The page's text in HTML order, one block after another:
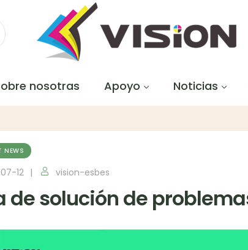
nosotras Apoyo Noticias
NEWS
12 vision-esbes
de solución de